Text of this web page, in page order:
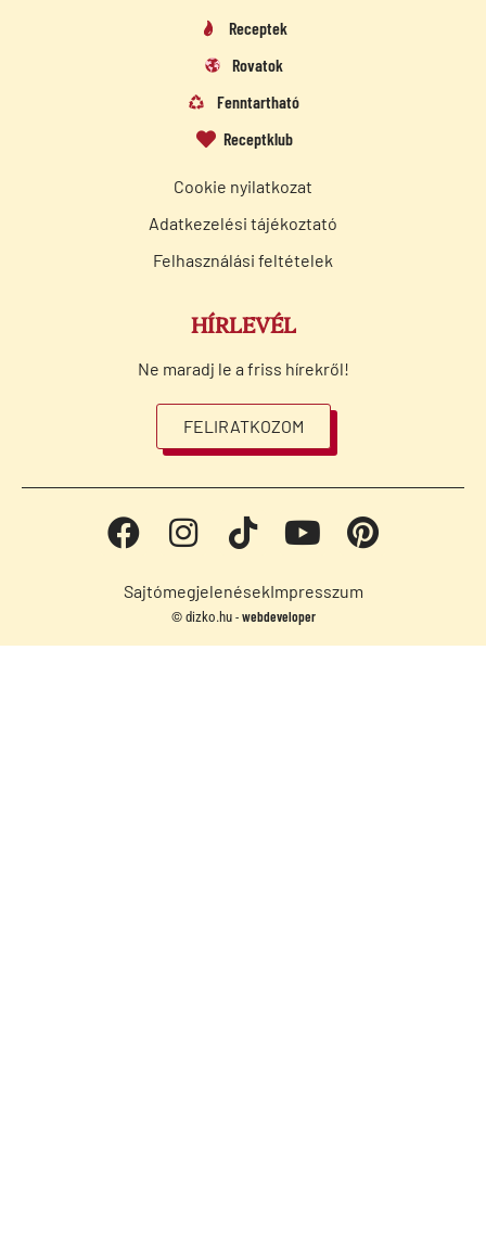
Receptek
Rovatok
Fenntartható
Receptklub
Cookie nyilatkozat
Adatkezelési tájékoztató
Felhasználási feltételek
HÍRLEVÉL
Ne maradj le a friss hírekről!
FELIRATKOZOM
SajtómegjelenésekImpresszum
© dizko.hu - webdeveloper